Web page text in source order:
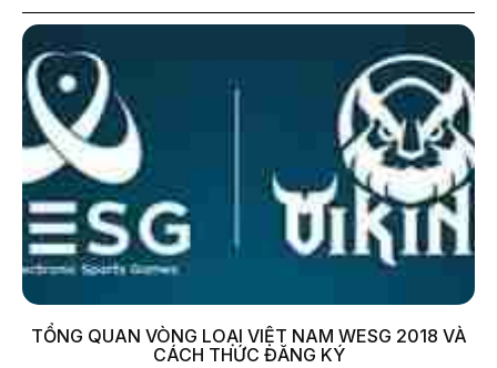
TỔNG QUAN VÒNG LOẠI VIỆT NAM WESG 2018 VÀ
CÁCH THỨC ĐĂNG KÝ